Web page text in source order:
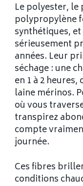
Le polyester,
polypropylène
synthétiques,
sérieusement
années. Leur
séchage : une
en 1 à 2
laine mérinos.
où vous
transpirez
compte
journée.
Ces fibres
conditions